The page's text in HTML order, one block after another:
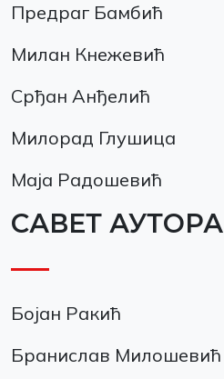
Предраг Бамбић
Милан Кнежевић
Срђан Анђелић
Милорад Глушица
Маја Радошевић
САВЕТ АУТОРА
Бојан Ракић
Бранислав Милошевић